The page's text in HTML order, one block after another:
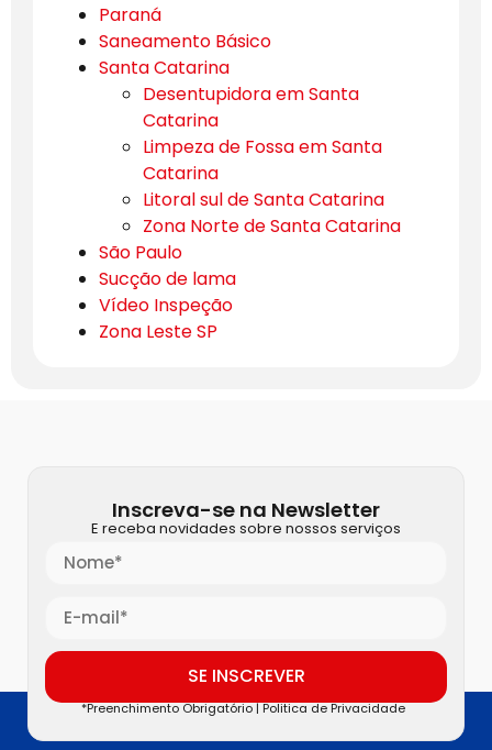
Paraná
Saneamento Básico
Santa Catarina
Desentupidora em Santa
Catarina
Limpeza de Fossa em Santa
Catarina
Litoral sul de Santa Catarina
Zona Norte de Santa Catarina
São Paulo
Sucção de lama
Vídeo Inspeção
Zona Leste SP
Inscreva-se na Newsletter
E receba novidades sobre nossos serviços
SE INSCREVER
*Preenchimento Obrigatório |Politica de Privacidade